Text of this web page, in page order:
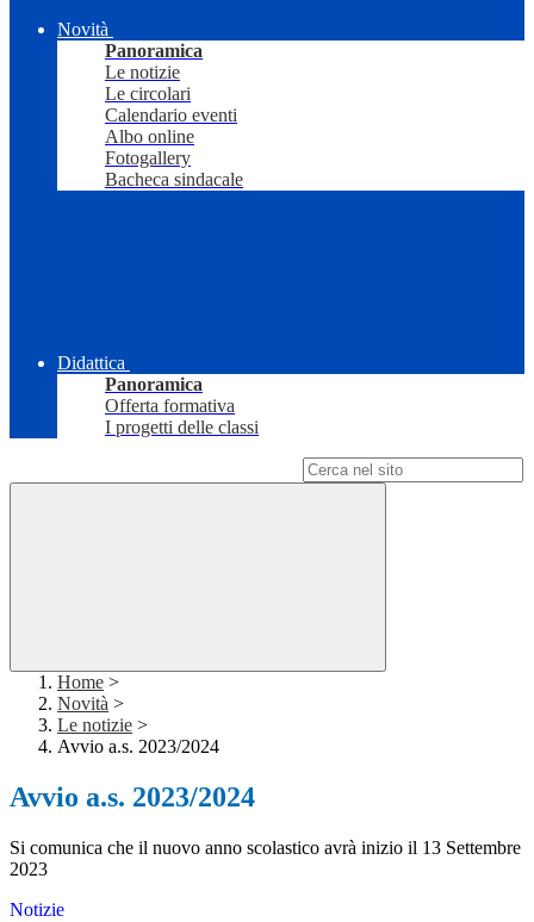
Novità
Panoramica
Le notizie
Le circolari
Calendario eventi
Albo online
Fotogallery
Bacheca sindacale
Didattica
Panoramica
Offerta formativa
I progetti delle classi
Home >
Novità >
Le notizie >
Avvio a.s. 2023/2024
Avvio a.s. 2023/2024
Si comunica che il nuovo anno scolastico avrà inizio il 13 Settembre
2023
Notizie